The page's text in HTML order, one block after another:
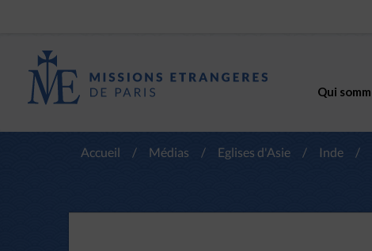
Qui
Accueil / Médias / Eglises d'Asie / Inde /